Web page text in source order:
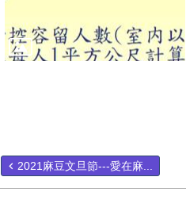
2021麻豆文旦節---愛在麻...